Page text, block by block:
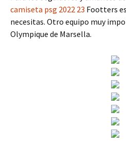
camiseta psg 2022 23 Footters
necesitas. Otro equipo muy
Olympique de Marsella.